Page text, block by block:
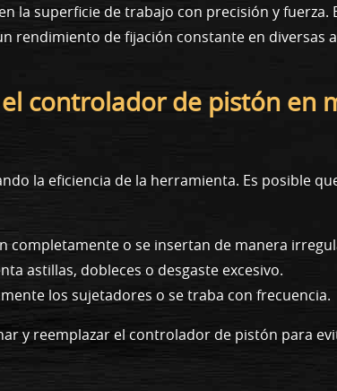
la superficie de trabajo con precisión y fuerza.
de fijación constante en diversas
controlador de pistón en
la eficiencia de la herramienta. Es posible
completamente o se insertan de manera
astillas, dobleces o desgaste excesivo.
los sujetadores o se traba con frecuencia.
y reemplazar el controlador de pistón para